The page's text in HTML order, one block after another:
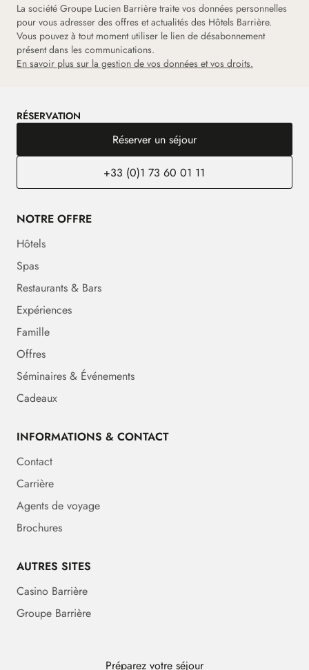
La société Groupe Lucien Barrière traite vos données personnelles
pour vous adresser des offres et actualités des Hôtels Barrière.
Vous pouvez à tout moment utiliser le lien de désabonnement
présent dans les communications.
En savoir plus sur la gestion de vos données et vos droits.
RÉSERVATION
Réserver un séjour
+33 (0)1 73 60 01 11
NOTRE OFFRE
Hôtels
Spas
Restaurants & Bars
Expériences
Famille
Offres
Séminaires & Événements
Cadeaux
INFORMATIONS & CONTACT
Contact
Carrière
Agents de voyage
Brochures
AUTRES SITES
Casino Barrière
Groupe Barrière
Préparez votre séjour